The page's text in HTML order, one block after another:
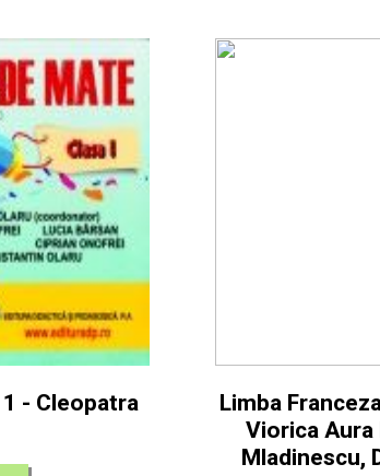
- Cleopatra
Limba
Viorica Aura
Mladinescu,